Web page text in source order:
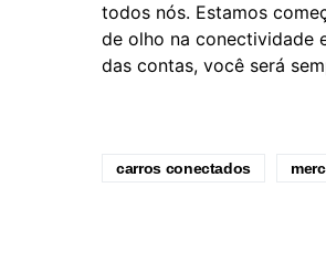
todos nós. Estamos
de olho na conectividade
das contas, você será
carros conectados